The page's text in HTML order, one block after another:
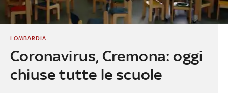
Coronavirus, Cremona: oggi
chiuse tutte le scuole
LOMBARDIA